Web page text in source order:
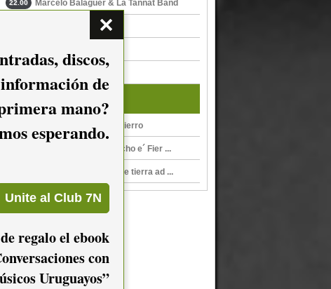
22.00 Marcelo Balaguer & La Tannat Band
Abismo, de Pecho e´ Fierro
De ida y vuelta, de Pecho e´ Fier ...
Pecho e Fierro, Rock de tierra ad ...
discos,
de
mano?
esperando.
regalo el ebook
con
Uruguayos”